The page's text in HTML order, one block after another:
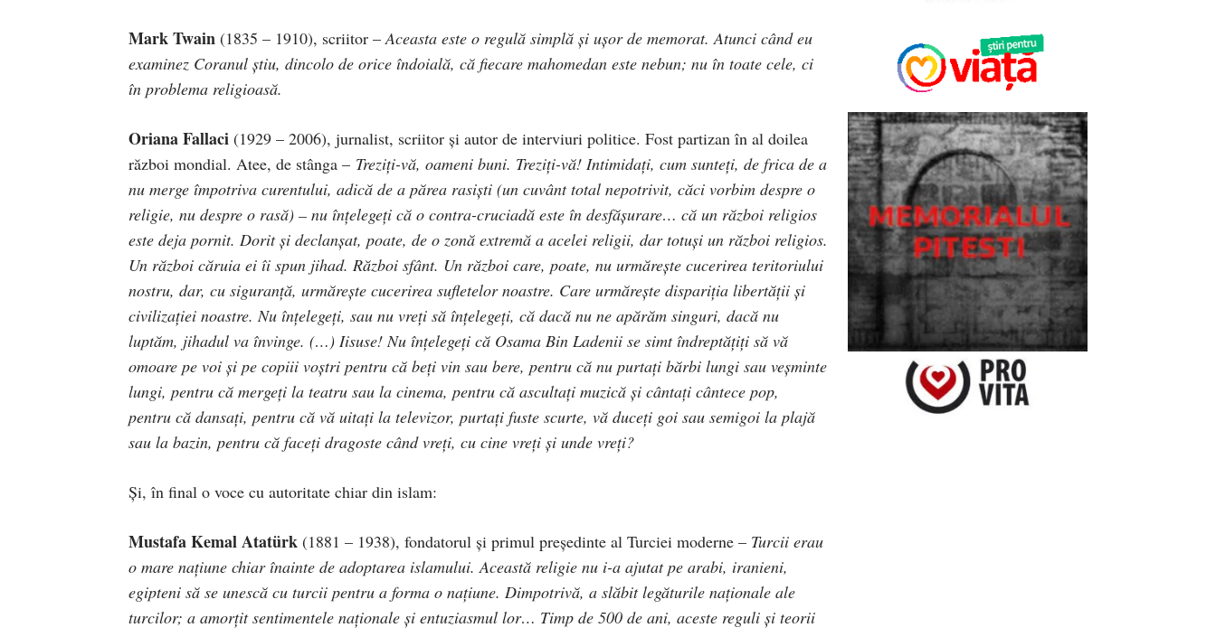
Mark Twain (1835 – 1910), scriitor – Aceasta este o regulă simplă şi uşor de memorat. Atunci când eu
examinez Coranul ştiu, dincolo de orice îndoială, că fiecare mahomedan este nebun; nu în toate cele, ci
în problema religioasă.
Oriana Fallaci (1929 – 2006), jurnalist, scriitor şi autor de interviuri politice. Fost partizan în al doilea
război mondial. Atee, de stânga – Treziţi-vă, oameni buni. Treziţi-vă! Intimidaţi, cum sunteţi, de frica de a
nu merge împotriva curentului, adică de a părea rasişti (un cuvânt total nepotrivit, căci vorbim despre o
religie, nu despre o rasă) – nu înţelegeţi că o contra-cruciadă este în desfăşurare… că un război religios
este deja pornit. Dorit şi declanşat, poate, de o zonă extremă a acelei religii, dar totuşi un război religios.
Un război căruia ei îi spun jihad. Război sfânt. Un război care, poate, nu urmăreşte cucerirea teritoriului
nostru, dar, cu siguranţă, urmăreşte cucerirea sufletelor noastre. Care urmăreşte dispariţia libertăţii şi
civilizaţiei noastre. Nu înţelegeţi, sau nu vreţi să înţelegeţi, că dacă nu ne apărăm singuri, dacă nu
luptăm, jihadul va învinge. (…) Iisuse! Nu înţelegeţi că Osama Bin Ladenii se simt îndreptăţiţi să vă
omoare pe voi şi pe copiii voştri pentru că beţi vin sau bere, pentru că nu purtaţi bărbi lungi sau veşminte
lungi, pentru că mergeţi la teatru sau la cinema, pentru că ascultaţi muzică şi cântaţi cântece pop,
pentru că dansaţi, pentru că vă uitaţi la televizor, purtaţi fuste scurte, vă duceţi goi sau semigoi la plajă
sau la bazin, pentru că faceţi dragoste când vreţi, cu cine vreţi şi unde vreţi?
Şi, în final o voce cu autoritate chiar din islam:
Mustafa Kemal Atatürk (1881 – 1938), fondatorul şi primul preşedinte al Turciei moderne – Turcii erau
o mare naţiune chiar înainte de adoptarea islamului. Această religie nu i-a ajutat pe arabi, iranieni,
egipteni să se unescă cu turcii pentru a forma o naţiune. Dimpotrivă, a slăbit legăturile naţionale ale
turcilor; a amorţit sentimentele naţionale şi entuziasmul lor… Timp de 500 de ani, aceste reguli şi teorii